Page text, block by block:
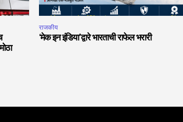
राजकीय
‘मेक इन इंडिया’द्वारे भारताची राफेल भरारी